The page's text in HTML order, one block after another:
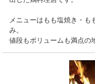
メニューはもも塩焼き・
み。
値段もボリュームも満点の